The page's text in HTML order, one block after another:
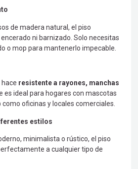
de madera natural, el piso
ni barnizado. Solo necesitas
o mop para mantenerlo impecable.
resistente a rayones, manchas
es ideal para hogares con mascotas
oficinas y locales comerciales.
estilos
minimalista o rústico, el piso
a cualquier tipo de